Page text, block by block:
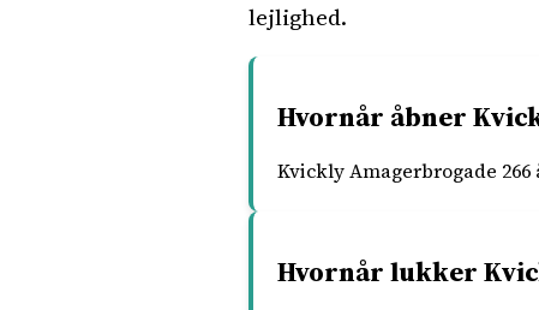
lejlighed.
Hvornår åbner
Kvickly Amagerbrogade
Hvornår lukker